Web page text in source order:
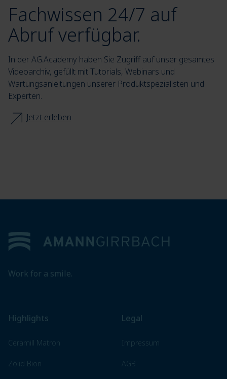
Fachwissen 24/7 auf
Abruf verfügbar.
In der AG.Academy haben Sie Zugriff auf unser gesamtes
Videoarchiv, gefüllt mit Tutorials, Webinars und
Wartungsanleitungen unserer Produktspezialisten und
Experten.
Jetzt erleben
Work for a smile.
Highlights
Ceramill Matron
Zolid Bion
Legal
Impressum
AGB